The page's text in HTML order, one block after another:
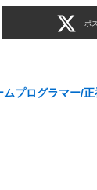
ポ
プログラマー/